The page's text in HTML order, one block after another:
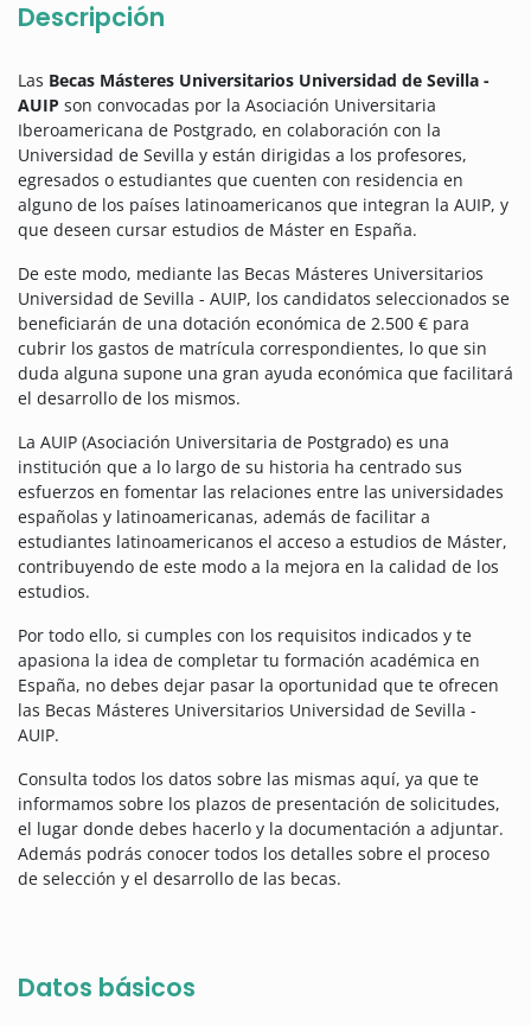
Descripción
Las Becas Másteres Universitarios Universidad de Sevilla -
AUIP son convocadas por la Asociación Universitaria
Iberoamericana de Postgrado, en colaboración con la
Universidad de Sevilla y están dirigidas a los profesores,
egresados o estudiantes que cuenten con residencia en
alguno de los países latinoamericanos que integran la AUIP, y
que deseen cursar estudios de Máster en España.
De este modo, mediante las Becas Másteres Universitarios
Universidad de Sevilla - AUIP, los candidatos seleccionados se
beneficiarán de una dotación económica de 2.500 € para
cubrir los gastos de matrícula correspondientes, lo que sin
duda alguna supone una gran ayuda económica que facilitará
el desarrollo de los mismos.
La AUIP (Asociación Universitaria de Postgrado) es una
institución que a lo largo de su historia ha centrado sus
esfuerzos en fomentar las relaciones entre las universidades
españolas y latinoamericanas, además de facilitar a
estudiantes latinoamericanos el acceso a estudios de Máster,
contribuyendo de este modo a la mejora en la calidad de los
estudios.
Por todo ello, si cumples con los requisitos indicados y te
apasiona la idea de completar tu formación académica en
España, no debes dejar pasar la oportunidad que te ofrecen
las Becas Másteres Universitarios Universidad de Sevilla -
AUIP.
Consulta todos los datos sobre las mismas aquí, ya que te
informamos sobre los plazos de presentación de solicitudes,
el lugar donde debes hacerlo y la documentación a adjuntar.
Además podrás conocer todos los detalles sobre el proceso
de selección y el desarrollo de las becas.
Datos básicos